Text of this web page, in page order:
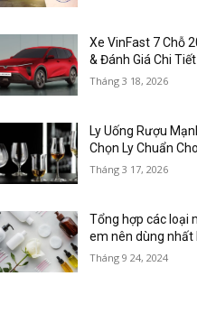
Xe VinFast 7 Chỗ
& Đánh Giá Chi
Tháng 3 18, 2026
Ly Uống Rượu
Chọn Ly Chuẩn
Tháng 3 17, 2026
Tổng hợp các loại
em nên dùng nhất
Tháng 9 24, 2024